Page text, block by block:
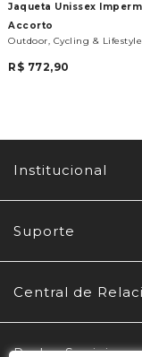
Jaqueta Unissex
Accorto
Outdoor, Cycling & Lifestyle
R$ 772,90
Institucional
Suporte
Central de
Redes Sociais